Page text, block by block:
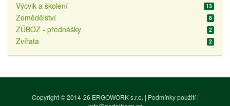
Výcvik a školení 13
Zemědělství 8
ZÚBOZ - přednášky 2
Zvířata 2
Copyright © 2014-26 ERGOWORK s.r.o. | Podmínky použití|